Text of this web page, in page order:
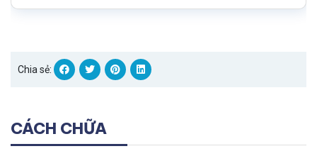
Chia sẻ:
CÁCH CHỮA